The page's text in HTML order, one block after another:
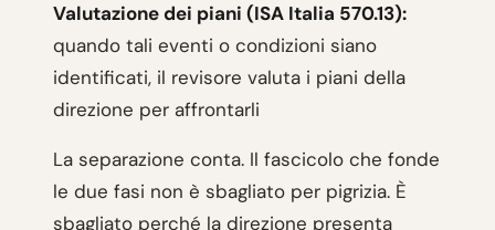
Valutazione dei piani (ISA Italia 570.13):
quando tali eventi o condizioni siano
identificati, il revisore valuta i piani della
direzione per affrontarli
La separazione conta. Il fascicolo che fonde
le due fasi non è sbagliato per pigrizia. È
sbagliato perché la direzione presenta